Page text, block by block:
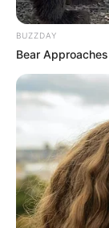
souvent au
parcours. Par
dernières
Tout d’abord,
physique,
entourage.
Auteuil
il a longtemps
qui l’a
sa seconde
une
BUZZDAY
Bear